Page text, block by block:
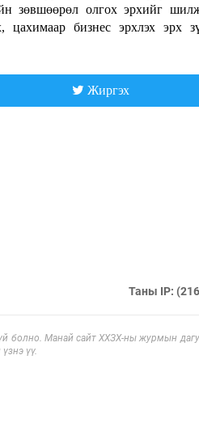
зөвшөөрөл олгох эрхийг
цахимаар бизнес эрхлэх эрх
Жиргэх
Таны IP:
болно. Манай сайт ХХЗХ-ны журмын
үү.